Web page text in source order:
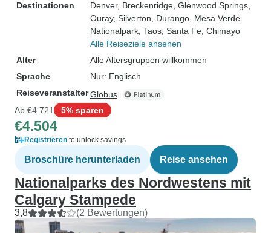
Destinationen
Denver, Breckenridge , Glenwood Springs
Ouray, Silverton , Durango , Mesa Verde
Nationalpark , Taos , Santa Fe , Chimayo
Alle Reiseziele ansehen
Alter
Alle Altersgruppen willkommen
Sprache
Nur: Englisch
ReiseveranstalterGlobus
Ab €4.721 5% sparen
€4.504
Registrieren to unlock savings
Broschüre herunterladen Reise ansehen
Nationalparks des Nordwestens mit
Calgary Stampede
3,8 (2 Bewertungen)